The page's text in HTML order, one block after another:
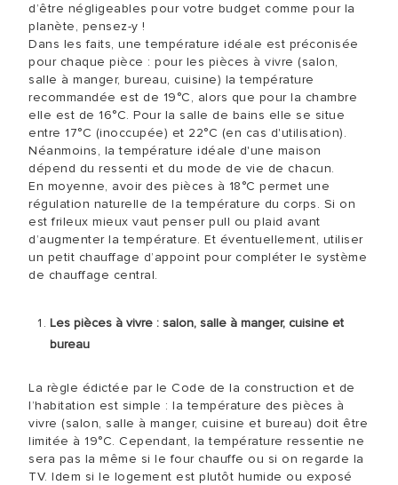
d’être négligeables pour votre budget comme pour la
planète, pensez-y !
Dans les faits, une température idéale est préconisée
pour chaque pièce : pour les pièces à vivre (salon,
salle à manger, bureau, cuisine) la température
recommandée est de 19°C, alors que pour la chambre
elle est de 16°C. Pour la salle de bains elle se situe
entre 17°C (inoccupée) et 22°C (en cas d'utilisation).
Néanmoins, la température idéale d'une maison
dépend du ressenti et du mode de vie de chacun.
En moyenne, avoir des pièces à 18°C permet une
régulation naturelle de la température du corps. Si on
est frileux mieux vaut penser pull ou plaid avant
d’augmenter la température. Et éventuellement, utiliser
un petit chauffage d’appoint pour compléter le système
de chauffage central.
Les pièces à vivre : salon, salle à manger, cuisine et
bureau
La règle édictée par le Code de la construction et de
l’habitation est simple : la température des pièces à
vivre (salon, salle à manger, cuisine et bureau) doit être
limitée à 19°C. Cependant, la température ressentie ne
sera pas la même si le four chauffe ou si on regarde la
TV. Idem si le logement est plutôt humide ou exposé